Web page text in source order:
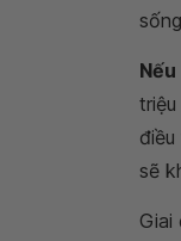
sẽ
Giai